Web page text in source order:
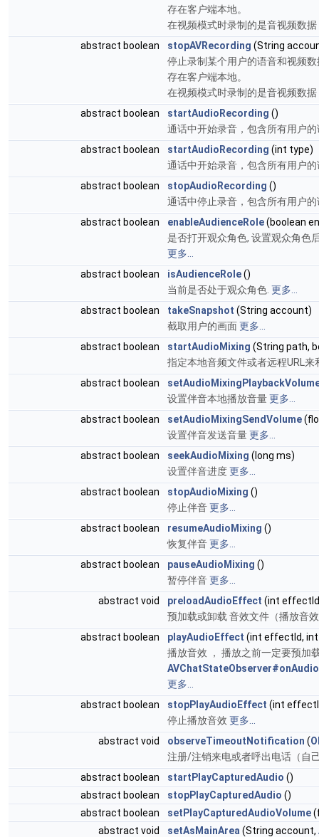
存在客户端本地。
在视频模式时录制的是音视频数
abstract boolean
stopAVRecording (String
停止录制某个用户的语音和视频
存在客户端本地。
在视频模式时录制的是音视频数
abstract boolean
startAudioRecording ()
通话中开始录音，包含所有用户
abstract boolean
startAudioRecording (int type)
通话中开始录音，包含所有用户
abstract boolean
stopAudioRecording ()
通话中停止录音，包含所有用户
abstract boolean
enableAudienceRole(boolean
是否打开观众角色, 设置观众角色
更多...
abstract boolean
isAudienceRole()
当前是否处于观众角色. 更多...
abstract boolean
takeSnapshot (String account)
截取用户的画面更多...
abstract boolean
startAudioMixing (String path,
指定本地音频文件或者远程URL
abstract boolean
设置伴音本地播放音量更多...
abstract boolean
setAudioMixingSendVolume
设置伴音发送音量更多...
abstract boolean
seekAudioMixing (long ms)
设置伴音进度更多...
abstract boolean
stopAudioMixing ()
停止伴音更多...
abstract boolean
resumeAudioMixing ()
恢复伴音更多...
abstract boolean
pauseAudioMixing ()
暂停伴音更多...
abstract void
preloadAudioEffect (int
预加载或卸载 音效文件（播放音
abstract boolean
playAudioEffect (int effectId, int
播放音效 ， 播放之前一定要预加
更多...
abstract boolean
stopPlayAudioEffect (int
停止播放音效 更多...
abstract void
observeTimeoutNotification (
注册/注销来电或者呼出电话（自
abstract boolean
startPlayCapturedAudio ()
abstract boolean
stopPlayCapturedAudio ()
abstract boolean
setPlayCapturedAudioVolume
abstract void
setAsMainArea (String account,